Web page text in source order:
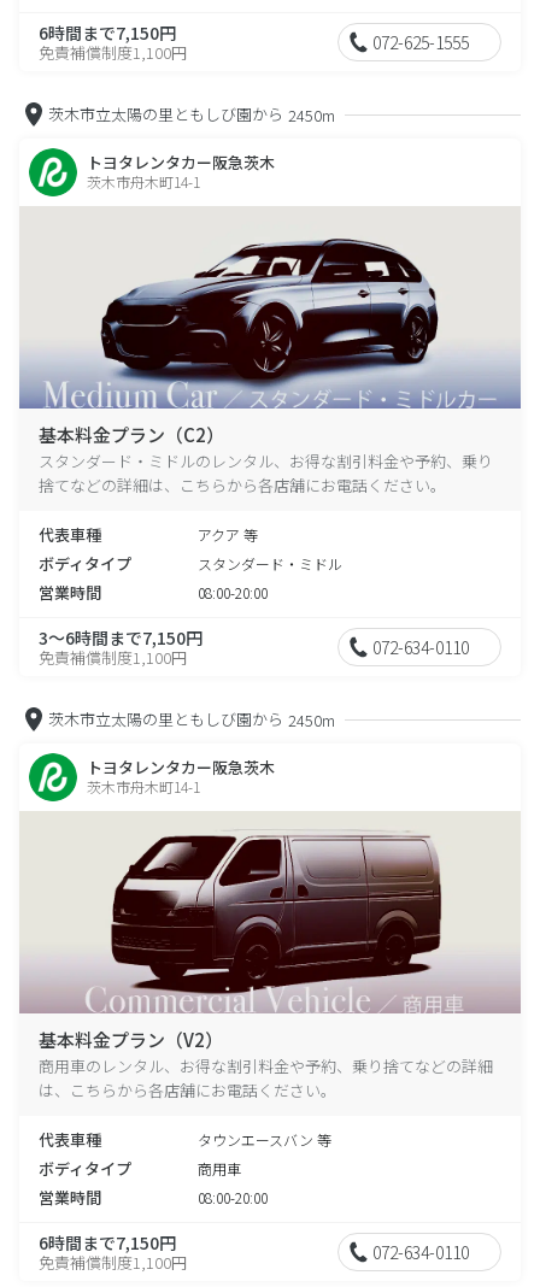
6時間まで7,150円
免責補償制度1,100円 072-625-1555
茨木市立太陽の里ともしび園から 2450m
トヨタレンタカー阪急茨木
茨木市舟木町14-1
基本料金プラン（C2）
スタンダード・ミドルのレンタル、お得な割引料金や予約、乗り
捨てなどの詳細は、こちらから各店舗にお電話ください。
代表車種 アクア 等
ボディタイプ スタンダード・ミドル
営業時間 08:00-20:00
3～6時間まで7,150円
免責補償制度1,100円 072-634-0110
茨木市立太陽の里ともしび園から 2450m
トヨタレンタカー阪急茨木
茨木市舟木町14-1
基本料金プラン（V2）
商用車のレンタル、お得な割引料金や予約、乗り捨てなどの詳細
は、こちらから各店舗にお電話ください。
代表車種 タウンエースバン 等
ボディタイプ 商用車
営業時間 08:00-20:00
6時間まで7,150円
免責補償制度1,100円 072-634-0110